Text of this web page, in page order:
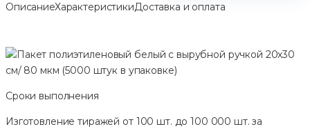
ОписаниеХарактеристикиДоставка и оплата
Сроки выполнения
Изготовление тиражей от 100 шт. до 100 000 шт. за